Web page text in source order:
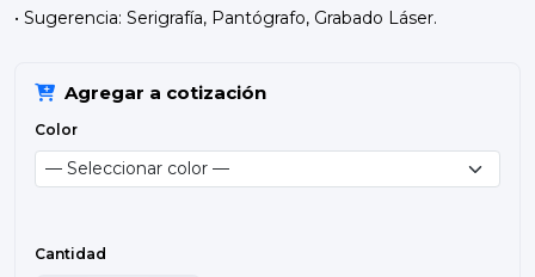
• Sugerencia: Serigrafía, Pantógrafo, Grabado Láser.
Agregar a cotización
Color
Cantidad